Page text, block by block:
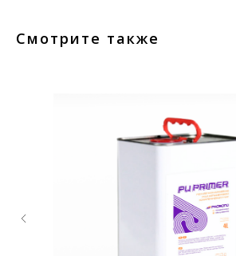
Смотрите также